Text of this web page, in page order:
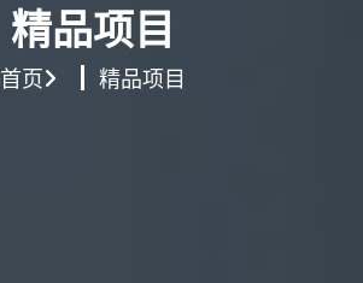
精品项目
首页 精品项目